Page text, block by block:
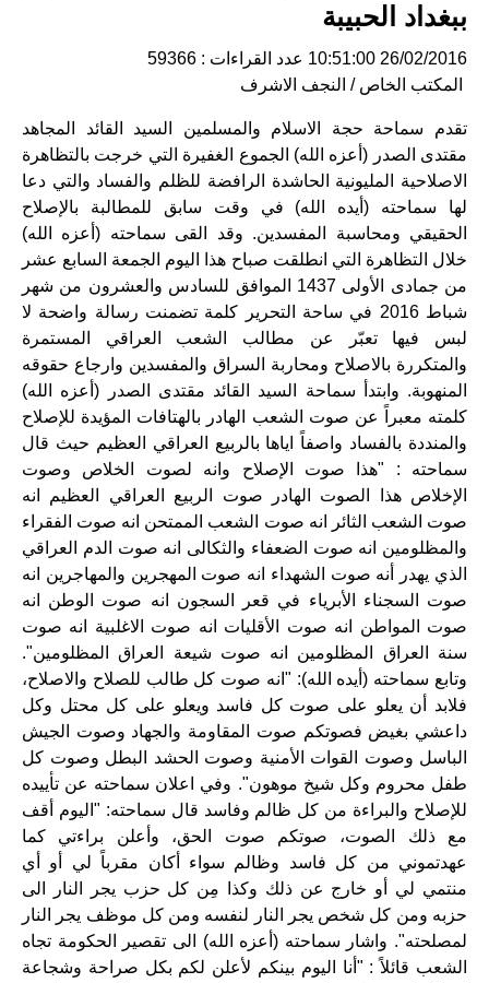
ببغداد الحبيبة
26/02/2016 10:51:00
عدد القراءات : 59366
المكتب الخاص / النجف الاشرف
تقدم سماحة حجة الاسلام والمسلمين السيد القائد المجاهد
مقتدى الصدر (أعزه الله) الجموع الغفيرة التي خرجت بالتظاهرة
الاصلاحية المليونية الحاشدة الرافضة للظلم والفساد والتي دعا
لها سماحته (أيده الله) في وقت سابق للمطالبة بالإصلاح
الحقيقي ومحاسبة المفسدين. وقد القى سماحته (أعزه الله)
خلال التظاهرة التي انطلقت صباح هذا اليوم الجمعة السابع عشر
من جمادى الأولى 1437 الموافق للسادس والعشرون من شهر
شباط2016 في ساحة التحرير كلمة تضمنت رسالة واضحة لا
لبس فيها تعبّر عن مطالب الشعب العراقي المستمرة
والمتكررة بالاصلاح ومحاربة السراق والمفسدين وارجاع حقوقه
المنهوبة. وابتدأ سماحة السيد القائد مقتدى الصدر (أعزه الله)
كلمته معبراً عن صوت الشعب الهادر بالهتافات المؤيدة للإصلاح
والمنددة بالفساد واصفاً اياها بالربيع العراقي العظيم حيث قال
سماحته : "هذا صوت الإصلاح وانه لصوت الخلاص وصوت
الإخلاص هذا الصوت الهادر صوت الربيع العراقي العظيم انه
صوت الشعب الثائر انه صوت الشعب الممتحن انه صوت الفقراء
والمظلومين انه صوت الضعفاء والثكالى انه صوت الدم العراقي
الذي يهدر أنه صوت الشهداء انه صوت المهجرين والمهاجرين انه
صوت السجناء الأبرياء في قعر السجون انه صوت الوطن انه
صوت المواطن انه صوت الأقليات انه صوت الاغلبية انه صوت
سنة العراق المظلومين انه صوت شيعة العراق المظلومين".
وتابع سماحته (أيده الله): "انه صوت كل طالب للصلاح والاصلاح،
فلابد أن يعلو على صوت كل فاسد ويعلو على كل محتل وكل
داعشي بغيض فصوتكم صوت المقاومة والجهاد وصوت الجيش
الباسل وصوت القوات الأمنية وصوت الحشد البطل وصوت كل
طفل محروم وكل شيخ موهون". وفي اعلان سماحته عن تأييده
للإصلاح والبراءة من كل ظالم وفاسد قال سماحته: "اليوم أقف
مع ذلك الصوت، صوتكم صوت الحق، وأعلن براءتي كما
عهدتموني من كل فاسد وظالم سواء أكان مقرباً لي أو أي
منتمي لي أو خارج عن ذلك وكذا مِن كل حزب يجر النار الى
حزبه ومن كل شخص يجر النار لنفسه ومن كل موظف يجر النار
لمصلحته". واشار سماحته (أعزه الله) الى تقصير الحكومة تجاه
الشعب قائلاً : "أنا اليوم بينكم لأعلن لكم بكل صراحة وشجاعة